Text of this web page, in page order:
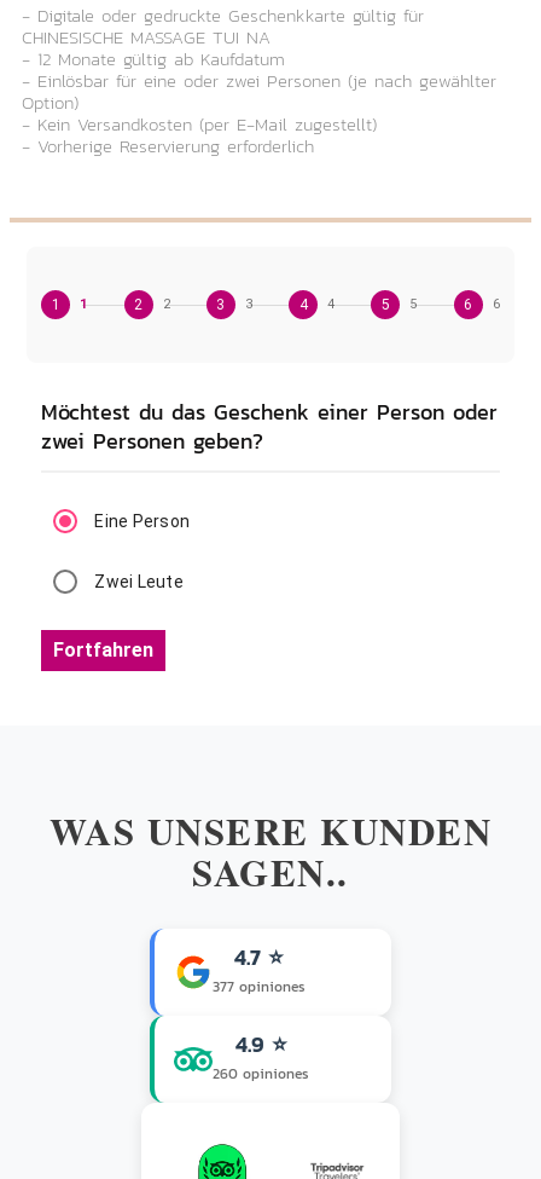
- Digitale oder gedruckte Geschenkkarte gültig für
CHINESISCHE MASSAGE TUI NA
- 12 Monate gültig ab Kaufdatum
- Einlösbar für eine oder zwei Personen (je nach gewählter
Option)
- Kein Versandkosten (per E-Mail zugestellt)
- Vorherige Reservierung erforderlich
1 1 2 2 3 3 4 4 5 5 6 6
Möchtest du das Geschenk einer Person oder
zwei Personen geben?
Eine Person
Zwei Leute
Fortfahren
WAS UNSERE KUNDEN
SAGEN..
4.7 ⭐
377 opiniones
4.9 ⭐
260 opiniones